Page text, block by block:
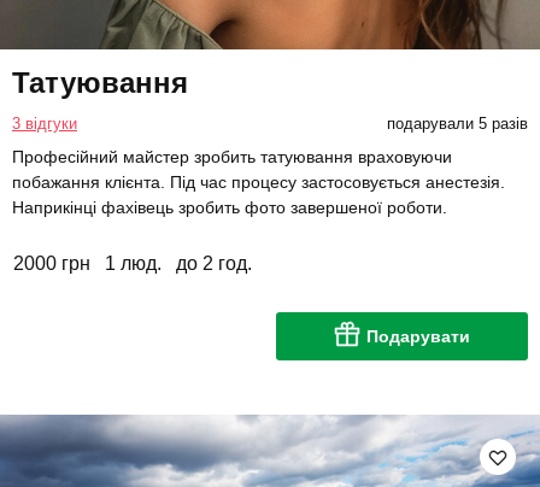
Татуювання
3 відгуки подарували 5 разів
Професійний майстер зробить татуювання враховуючи
побажання клієнта. Під час процесу застосовується анестезія.
Наприкінці фахівець зробить фото завершеної роботи.
2000 грн 1 люд. до 2 год.
Подарувати